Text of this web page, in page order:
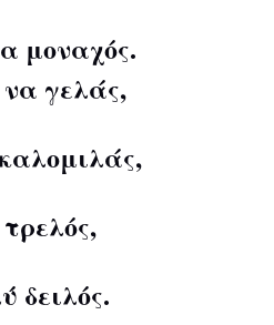
μοναχός.
γελάς,
δειλός.